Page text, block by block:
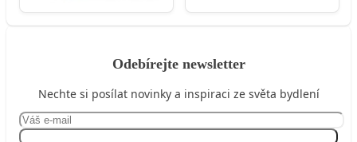
Odebírejte newsletter
Nechte si posílat novinky a inspiraci ze světa bydlení